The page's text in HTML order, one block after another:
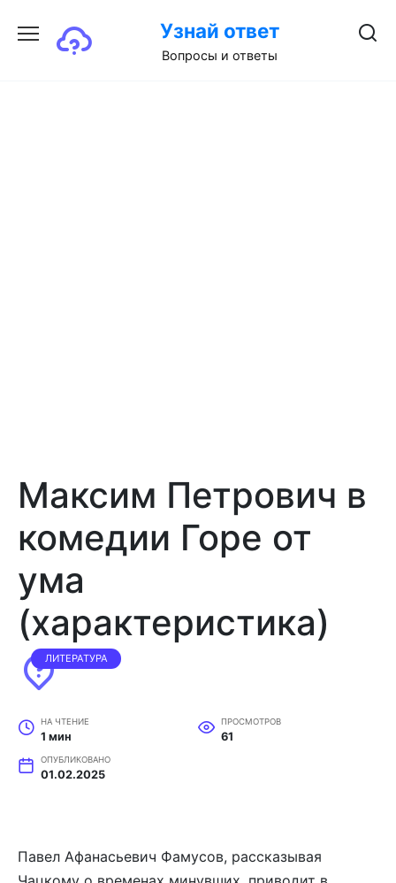
содержанию
Узнай ответ
Вопросы и ответы
Максим Петрович в
комедии Горе от
ума
(характеристика)
ЛИТЕРАТУРА
НА ЧТЕНИЕ
1 мин
ПРОСМОТРОВ
61
ОПУБЛИКОВАНО
01.02.2025
Павел Афанасьевич Фамусов, рассказывая